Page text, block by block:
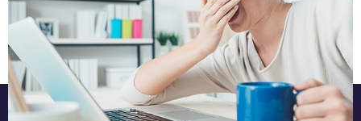
kommt das Mittagessen und danach ein starker Rückgang der
Produktivität. Sie können Ihren Kopf kaum aufrecht halten, Ihre
Augenlider dazu bewegen, offen zu bleiben, und das Gehirn arbeitet
im Energiesparmodus. Der Kampf beginnt mit Ihrem eigenen Körper,
den Sie für den Rest Ihrer Arbeitszeit verführen müssen. Hier sind 7
Tipps, die Ihnen helfen, während Ihrer Arbeitszeit frisch und produktiv
zu bleiben.
Ganzen Artikel lesen »